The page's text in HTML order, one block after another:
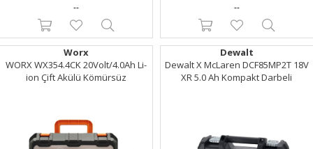
-- --
Worx
WORX WX354.4CK 20Volt/4.0Ah Li-
ion Çift Akülü Kömürsüz
Dewalt
Dewalt X McLaren DCF85MP2T 18V
XR 5.0 Ah Kompakt Darbeli